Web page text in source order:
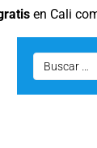
en Cali